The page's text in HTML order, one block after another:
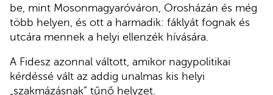
be, mint Mosonmagyaróváron, Orosházán és még
több helyen, és ott a harmadik: fáklyát fognak és
utcára mennek a helyi ellenzék hívására.
A Fidesz azonnal váltott, amikor nagypolitikai
kérdéssé vált az addig unalmas kis helyi
„szakmázásnak” tűnő helyzet.